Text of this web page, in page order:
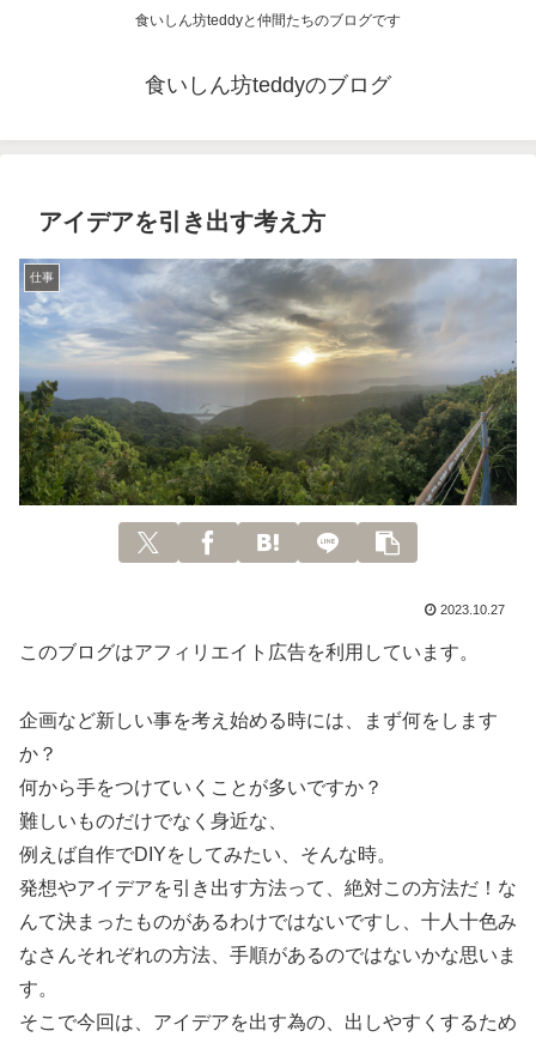
食いしん坊teddyと仲間たちのブログです
食いしん坊teddyのブログ
アイデアを引き出す考え方
仕事
2023.10.27
このブログはアフィリエイト広告を利用しています。
企画など新しい事を考え始める時には、まず何をします
か？
何から手をつけていくことが多いですか？
難しいものだけでなく身近な、
例えば自作でDIYをしてみたい、そんな時。
発想やアイデアを引き出す方法って、絶対この方法だ！な
んて決まったものがあるわけではないですし、十人十色み
なさんそれぞれの方法、手順があるのではないかな思いま
す。
そこで今回は、アイデアを出す為の、出しやすくするため